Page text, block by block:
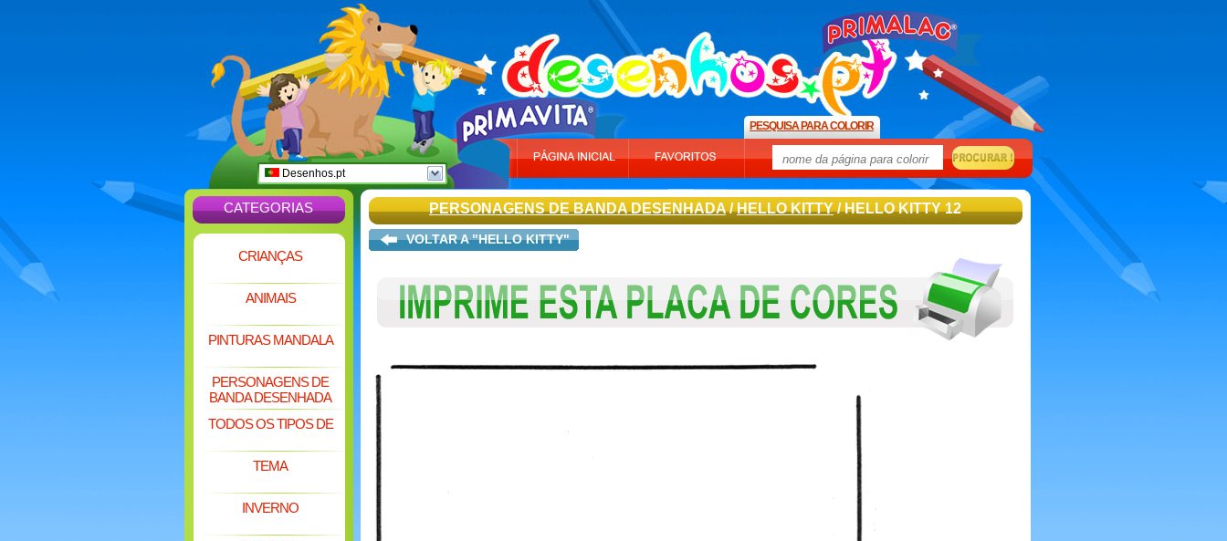
Desenhos.pt
PESQUISA PARA COLORIR
CATEGORIAS
CRIANÇAS
ANIMAIS
PINTURAS MANDALA
PERSONAGENS DE
BANDA DESENHADA
TODOS OS TIPOS DE
TEMA
INVERNO
PERSONAGENS DE BANDA DESENHADA/HELLO KITTY/ HELLO KITTY 12
VOLTAR A "HELLO KITTY"